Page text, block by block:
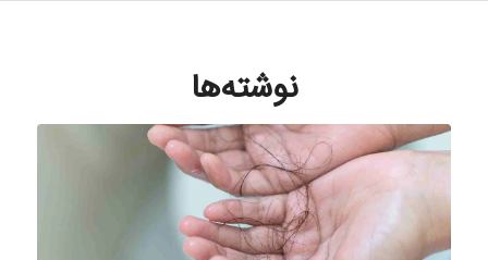
نوشته‌ها